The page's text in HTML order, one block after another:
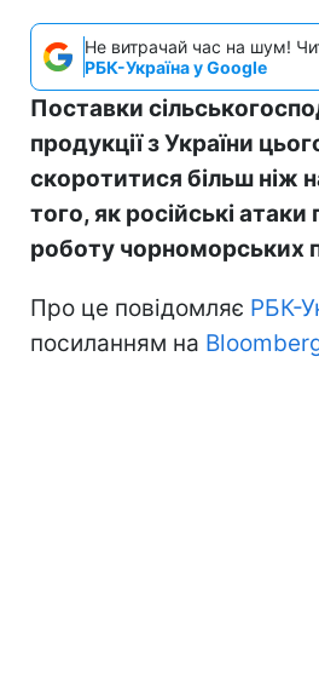
Не витрачай час на шум!
РБК-Україна у Google
Поставки
продукції з України
скоротитися більш ніж
того, як російські
роботу чорноморських
Про це повідомляє РБК-
посиланням на